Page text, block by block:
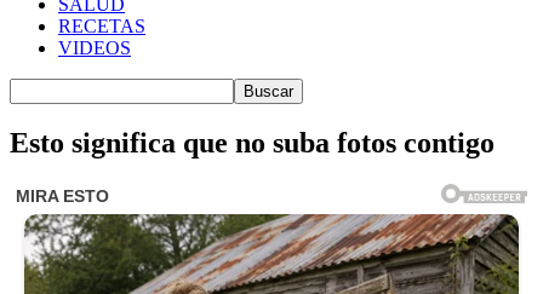
RECETAS
VIDEOS
Esto significa que no suba fotos contigo